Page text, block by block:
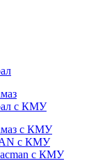
с КМУ
с КМУ
с КМУ
с КМУ